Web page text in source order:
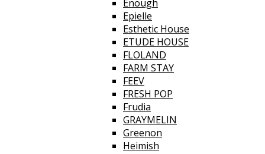
Enough
Epielle
Esthetic House
ETUDE HOUSE
FLOLAND
FARM STAY
FEEV
FRESH POP
Frudia
GRAYMELIN
Greenon
Heimish